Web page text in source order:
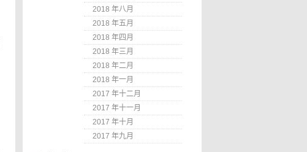
2018 年八月
2018 年五月
2018 年四月
2018 年三月
2018 年二月
2018 年一月
2017 年十二月
2017 年十一月
2017 年十月
2017 年九月